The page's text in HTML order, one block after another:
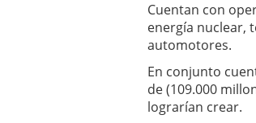
Cuentan con
energía nuclear,
automotores.
En conjunto
de (109.000
lograrían crear.